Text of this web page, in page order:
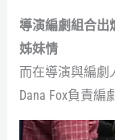
導演編劇組合出
姊妹情
而在導演與編劇
Dana Fox負責編